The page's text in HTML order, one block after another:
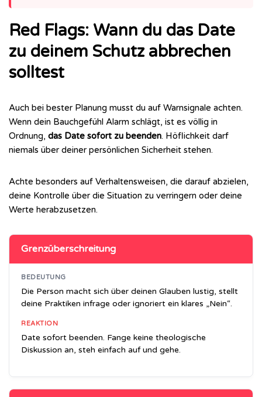
Red Flags: Wann du das Date
zu deinem Schutz abbrechen
solltest
Auch bei bester Planung musst du auf Warnsignale achten.
Wenn dein Bauchgefühl Alarm schlägt, ist es völlig in
Ordnung, das Date sofort zu beenden. Höflichkeit darf
niemals über deiner persönlichen Sicherheit stehen.
Achte besonders auf Verhaltensweisen, die darauf abzielen,
deine Kontrolle über die Situation zu verringern oder deine
Werte herabzusetzen.
Grenzüberschreitung
BEDEUTUNG
Die Person macht sich über deinen Glauben lustig, stellt
deine Praktiken infrage oder ignoriert ein klares „Nein“.
REAKTION
Date sofort beenden. Fange keine theologische
Diskussion an, steh einfach auf und gehe.